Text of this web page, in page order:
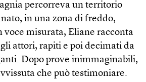
percorreva un territorio
in una zona di freddo,
voce misurata, Eliane racconta
attori, rapiti e poi decimati da
Dopo prove inimmaginabili,
che può testimoniare.